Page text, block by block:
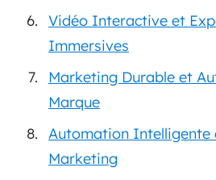
Vidéo Interactive et
Immersives
Marketing Durable et
Marque
Automation Intelligente
Marketing